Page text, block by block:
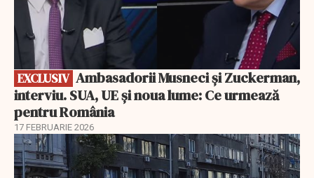
EXCLUSIV
interviu. SUA, UE și noua lume: Ce urmează
pentru România
17 FEBRUARIE 2026